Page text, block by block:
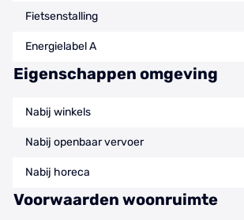
Fietsenstalling
Energielabel A
Eigenschappen omgeving
Nabij winkels
Nabij openbaar vervoer
Nabij horeca
Voorwaarden woonruimte